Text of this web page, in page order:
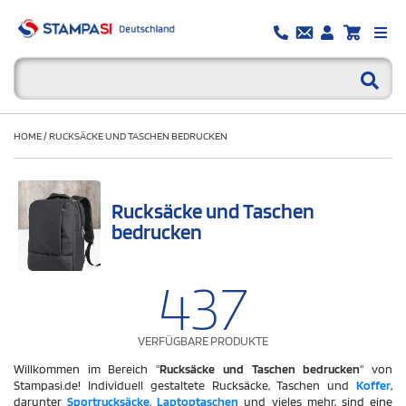
HOME/RUCKSÄCKE UND TASCHEN BEDRUCKEN
Rucksäcke und Taschen
bedrucken
437
VERFÜGBARE PRODUKTE
Willkommen im Bereich "Rucksäcke und Taschen bedrucken" von
Stampasi.de! Individuell gestaltete Rucksäcke, Taschen und Koffer,
darunterSportrucksäcke,Laptoptaschen und vieles mehr, sind eine